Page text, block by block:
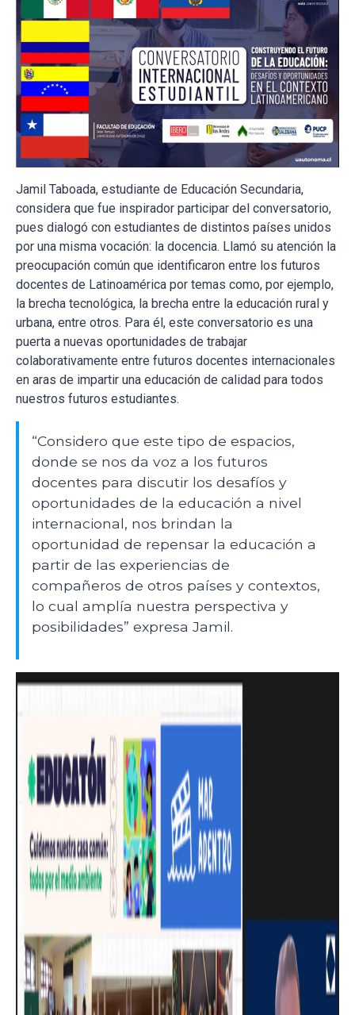
Jamil Taboada, estudiante de Educación Secundaria,
considera que fue inspirador participar del conversatorio,
pues dialogó con estudiantes de distintos países unidos
por una misma vocación: la docencia. Llamó su atención la
preocupación común que identificaron entre los futuros
docentes de Latinoamérica por temas como, por ejemplo,
la brecha tecnológica, la brecha entre la educación rural y
urbana, entre otros. Para él, este conversatorio es una
puerta a nuevas oportunidades de trabajar
colaborativamente entre futuros docentes internacionales
en aras de impartir una educación de calidad para todos
nuestros futuros estudiantes.
“Considero que este tipo de espacios,
donde se nos da voz a los futuros
docentes para discutir los desafíos y
oportunidades de la educación a nivel
internacional, nos brindan la
oportunidad de repensar la educación a
partir de las experiencias de
compañeros de otros países y contextos,
lo cual amplía nuestra perspectiva y
posibilidades” expresa Jamil.